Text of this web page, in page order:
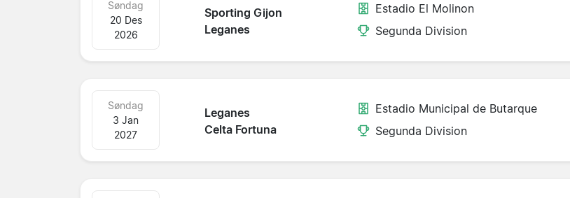
Sporting Gijon
Leganes
Søndag
20 Des
2026
Estadio El Molinon
Segunda Division
Leganes
Celta Fortuna
Søndag
3 Jan
2027
Estadio Municipal de Butarque
Segunda Division